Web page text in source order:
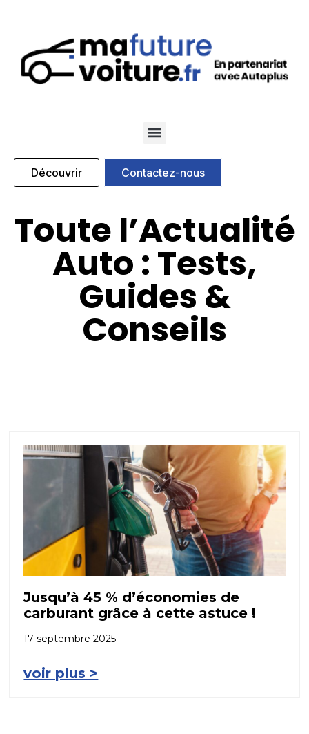
Découvrir Contactez-nous
Toute l’Actualité
Auto : Tests,
Guides &
Conseils
Jusqu’à 45 % d’économies de
carburant grâce à cette astuce !
17 septembre 2025
voir plus >